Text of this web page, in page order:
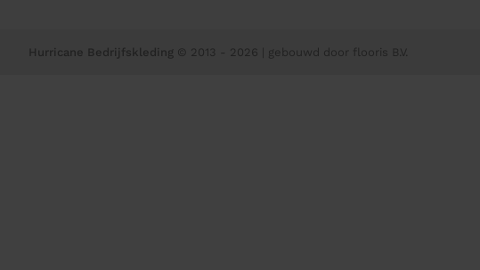
Hurricane Bedrijfskleding © 2013 - 2026 | gebouwd door flooris B.V.